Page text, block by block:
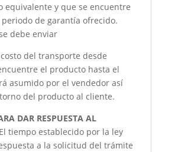
equivalente y que se encuentre
de garantía ofrecido.
debe enviar
costo del transporte desde
el producto hasta el
asumido por el vendedor así
del producto al cliente.
DAR RESPUESTA AL
El tiempo establecido por la ley
a la solicitud del trámite